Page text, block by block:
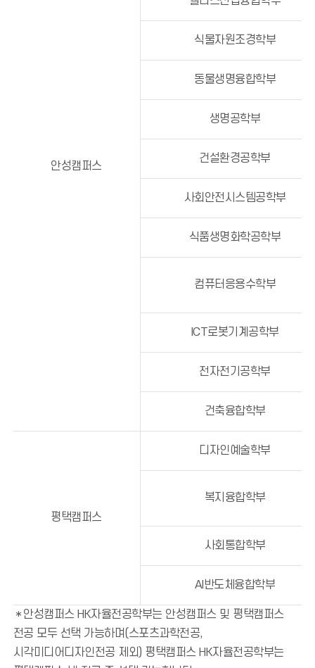
안성캠퍼스
식물자원조경학부
동물생명융합학부
생명공학부
건설환경공학부
사회안전시스템공학부
식품생명화학공학부
컴퓨터응용수학부
ICT로봇기계공학부
전자전기공학부
건축융합학부
평택캠퍼스
디자인예술학부
복지융합학부
사회통합학부
AI반도체융합학부
＊안성캠퍼스 HK자율전공학부는 안성캠퍼스 및 평택캠퍼스
전공 모두 선택 가능하며(스포츠과학전공,
시각미디어디자인전공 제외) 평택캠퍼스 HK자율전공학부는